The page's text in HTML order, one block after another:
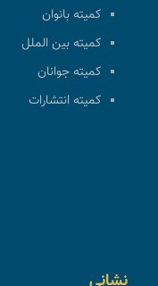
کمیته بانوان
کمیته بین الملل
کمیته جوانان
کمیته انتشارات
نشانی